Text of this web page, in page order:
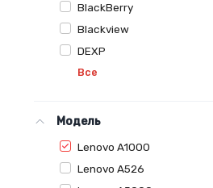
BlackBerry
Blackview
DEXP
Все
Модель
Lenovo A1000
Lenovo A526